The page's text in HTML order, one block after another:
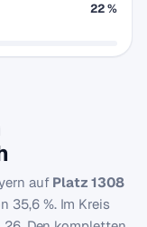
22 %
auf Platz 1308
35,6 %. Im Kreis